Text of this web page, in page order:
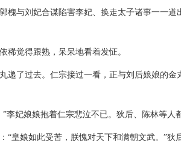
槐与刘妃合谋陷害李妃、换走太子诸事一一道
稀觉得跟熟，呆呆地看着发怔。
递了过去。仁宗接过一看，正与刘后娘娘的
妃娘娘抱着仁宗悲泣不已。狄后、陈林等人
“皇娘如此受苦，朕愧对天下和满朝文武。”狄